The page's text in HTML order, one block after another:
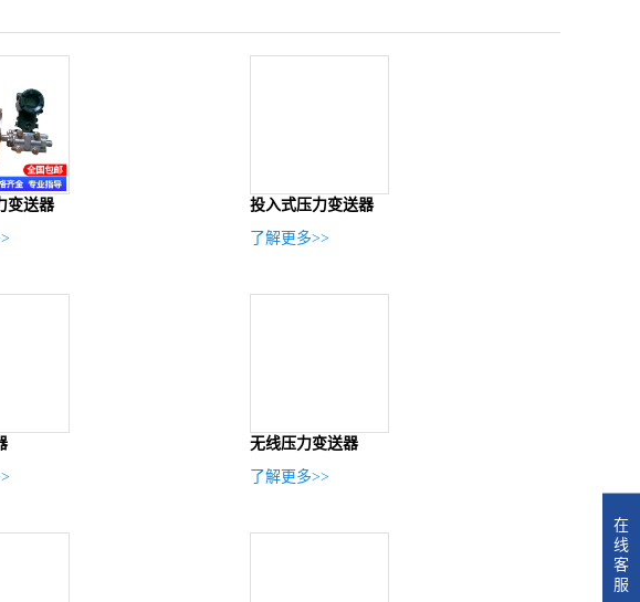
变送器
投入式压力变送器
了解更多>>
无线压力变送器
了解更多>>
在
线
客
服